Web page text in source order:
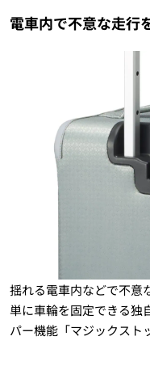
電車内で不意な走行
揺れる電車内などで不意
単に車輪を固定できる独
パー機能「マジックスト